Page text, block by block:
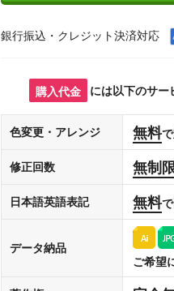
銀行振込・クレジット決済対応
購入代金 には以下のサー
色変更・アレンジ 無料
修正回数 無制
日本語英語表記 無料
データ納品
ご希望